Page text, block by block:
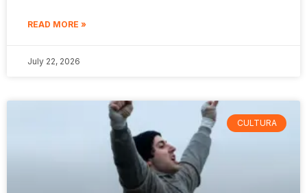
READ MORE »
July 22, 2026
CULTURA